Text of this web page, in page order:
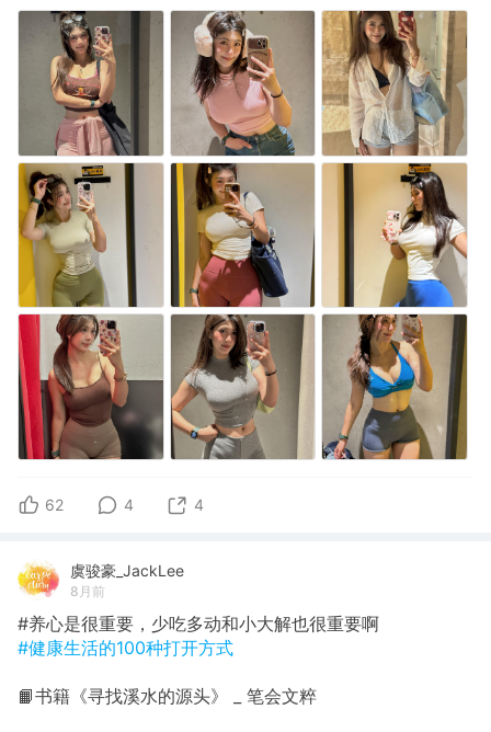
62 4 4
虞骏豪_JackLee
8月前
#养心是很重要，少吃多动和小大解也很重要啊
#健康生活的100种打开方式
📙书籍《寻找溪水的源头》 _ 笔会文粹